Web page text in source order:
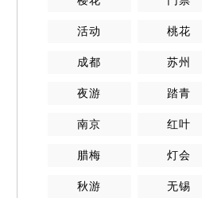
活动 桃花
成都 苏州
夜游 踏青
南京 红叶
腊梅 灯会
秋游 无锡